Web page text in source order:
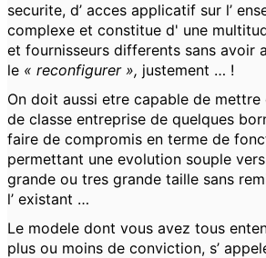
securite, d’ acces applicatif sur l’
complexe et constitue d' une
et fournisseurs differents sans avoir a
le « reconfigurer », justement … !
On doit aussi etre capable de mettre
de classe entreprise de quelques
faire de compromis en terme de
permettant une evolution souple
grande ou tres grande taille sans
l’ existant …
Le modele dont vous avez tous
plus ou moins de conviction, s’